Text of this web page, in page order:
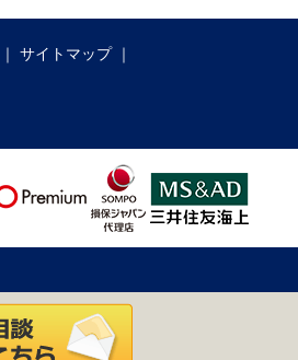
サイトマップ